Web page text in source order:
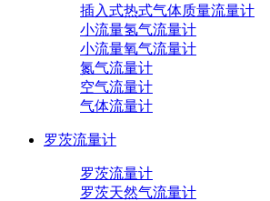
插入式热式气体质量流量计
小流量氢气流量计
小流量氧气流量计
氮气流量计
空气流量计
气体流量计
罗茨流量计
罗茨流量计
罗茨天然气流量计